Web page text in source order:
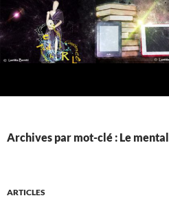
Aller
au
contenu
Archives par mot-clé : Le
ARTICLES